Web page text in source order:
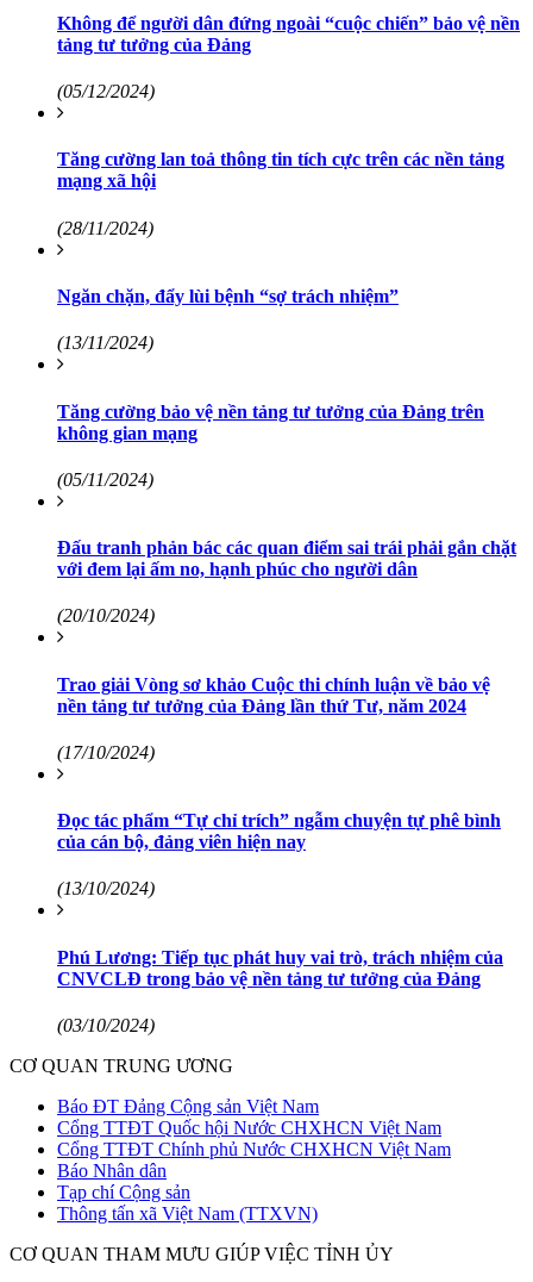
Không để người dân đứng ngoài “cuộc chiến” bảo vệ nền
tảng tư tưởng của Đảng
(05/12/2024)
Tăng cường lan toả thông tin tích cực trên các nền tảng
mạng xã hội
(28/11/2024)
Ngăn chặn, đẩy lùi bệnh “sợ trách nhiệm”
(13/11/2024)
Tăng cường bảo vệ nền tảng tư tưởng của Đảng trên
không gian mạng
(05/11/2024)
Đấu tranh phản bác các quan điểm sai trái phải gắn chặt
với đem lại ấm no, hạnh phúc cho người dân
(20/10/2024)
Trao giải Vòng sơ khảo Cuộc thi chính luận về bảo vệ
nền tảng tư tưởng của Đảng lần thứ Tư, năm 2024
(17/10/2024)
Đọc tác phẩm “Tự chỉ trích” ngẫm chuyện tự phê bình
của cán bộ, đảng viên hiện nay
(13/10/2024)
Phú Lương: Tiếp tục phát huy vai trò, trách nhiệm của
CNVCLĐ trong bảo vệ nền tảng tư tưởng của Đảng
(03/10/2024)
CƠ QUAN TRUNG ƯƠNG
Báo ĐT Đảng Cộng sản Việt Nam
Cổng TTĐT Quốc hội Nước CHXHCN Việt Nam
Cổng TTĐT Chính phủ Nước CHXHCN Việt Nam
Báo Nhân dân
Tạp chí Cộng sản
Thông tấn xã Việt Nam (TTXVN)
CƠ QUAN THAM MƯU GIÚP VIỆC TỈNH ỦY